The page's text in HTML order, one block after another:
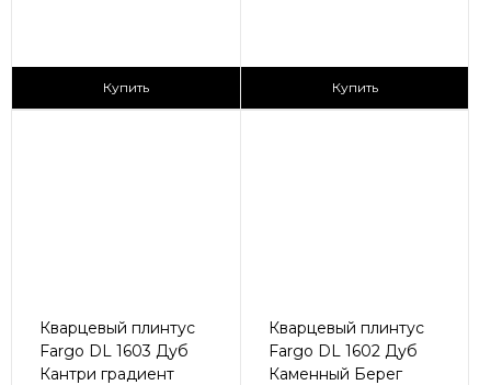
Купить Купить
Кварцевый плинтус
Fargo DL 1603 Дуб
Кантри градиент
Кварцевый плинтус
Fargo DL 1602 Дуб
Каменный Берег